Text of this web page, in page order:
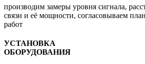
производим замеры уровня сигнала,
связи и её мощности, согласовываем
работ
УСТАНОВКА
ОБОРУДОВАНИЯ